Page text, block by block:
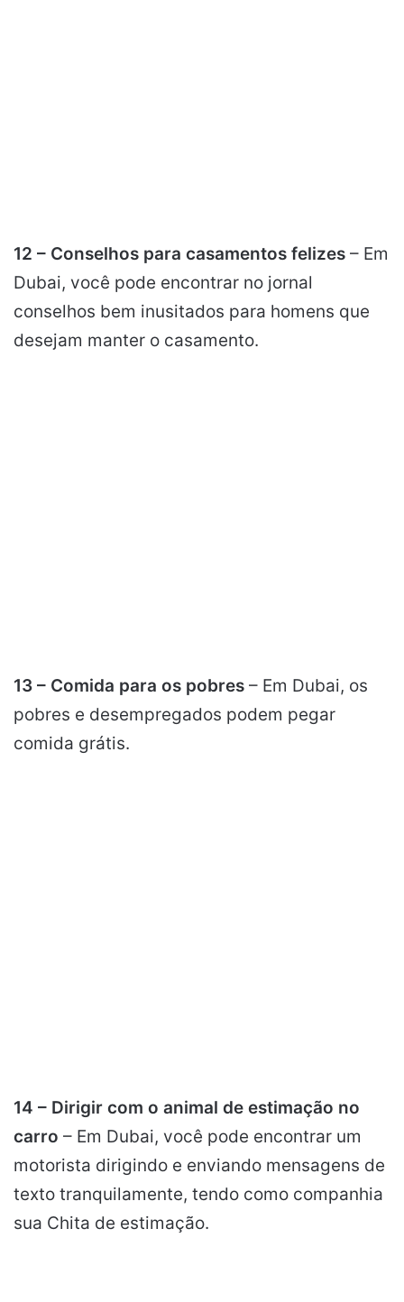
12 – Conselhos para casamentos felizes – Em
Dubai, você pode encontrar no jornal
conselhos bem inusitados para homens que
desejam manter o casamento.
13 – Comida para os pobres – Em Dubai, os
pobres e desempregados podem pegar
comida grátis.
14 – Dirigir com o animal de estimação no
carro – Em Dubai, você pode encontrar um
motorista dirigindo e enviando mensagens de
texto tranquilamente, tendo como companhia
sua Chita de estimação.